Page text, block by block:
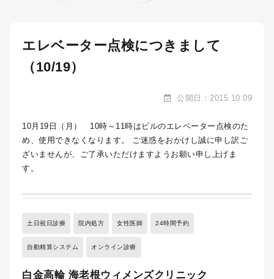
エレベーター点検につきまして
（10/19）
公開日：2015.10.09
10月19日（月） 10時～11時はビルのエレベーター点検のた
め、使用できなくなります。
ご迷惑をおかけし誠に申し訳ご
ざいませんが、ご了承いただけますようお願い申し上げま
す。
土日祝日診療 院内処方 女性医師 24時間予約
自動精算システム オンライン診療
白金高輪 海老根ウィメンズクリニック